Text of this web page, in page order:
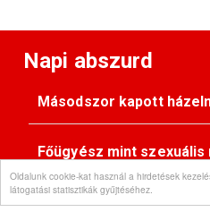
Oldalunk cookie-kat használ a hirdetések
látogatási statisztikák gyűjtéséhez.
Napi abszurd
Másodszor kapott
Főügyész mint szexuális
Pimasz önkényúr